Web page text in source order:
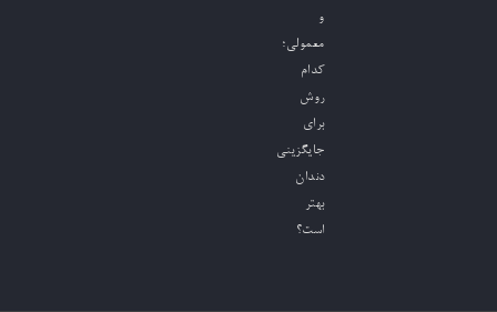
و
معمولی؛
کدام
روش
برای
جایگزینی
دندان
بهتر
است؟